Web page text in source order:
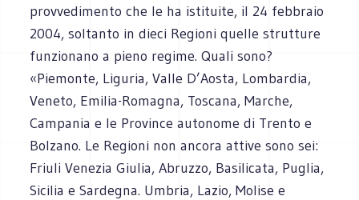
provvedimento che le ha istituite, il 24 febbraio
2004, soltanto in dieci Regioni quelle strutture
funzionano a pieno regime. Quali sono?
«Piemonte, Liguria, Valle D’Aosta, Lombardia,
Veneto, Emilia-Romagna, Toscana, Marche,
Campania e le Province autonome di Trento e
Bolzano. Le Regioni non ancora attive sono sei:
Friuli Venezia Giulia, Abruzzo, Basilicata, Puglia,
Sicilia e Sardegna. Umbria, Lazio, Molise e